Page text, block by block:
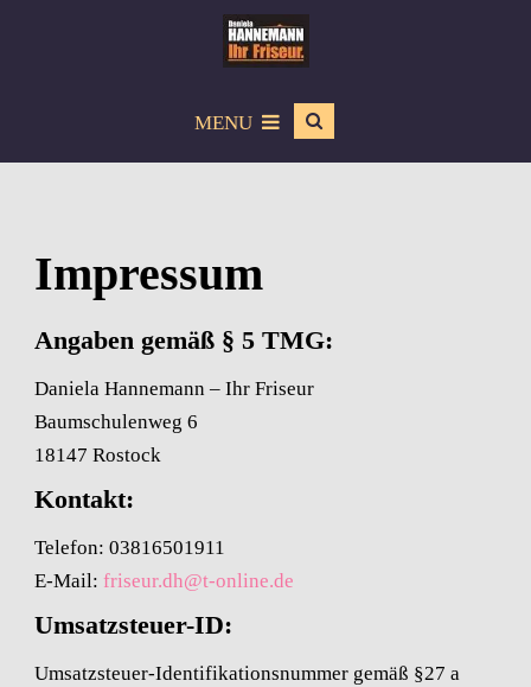
MENU
Impressum
Angaben gemäß § 5 TMG:
Daniela Hannemann – Ihr Friseur
Baumschulenweg 6
18147 Rostock
Kontakt:
Telefon: 03816501911
E-Mail: friseur.dh@t-online.de
Umsatzsteuer-ID:
Umsatzsteuer-Identifikationsnummer gemäß §27 a